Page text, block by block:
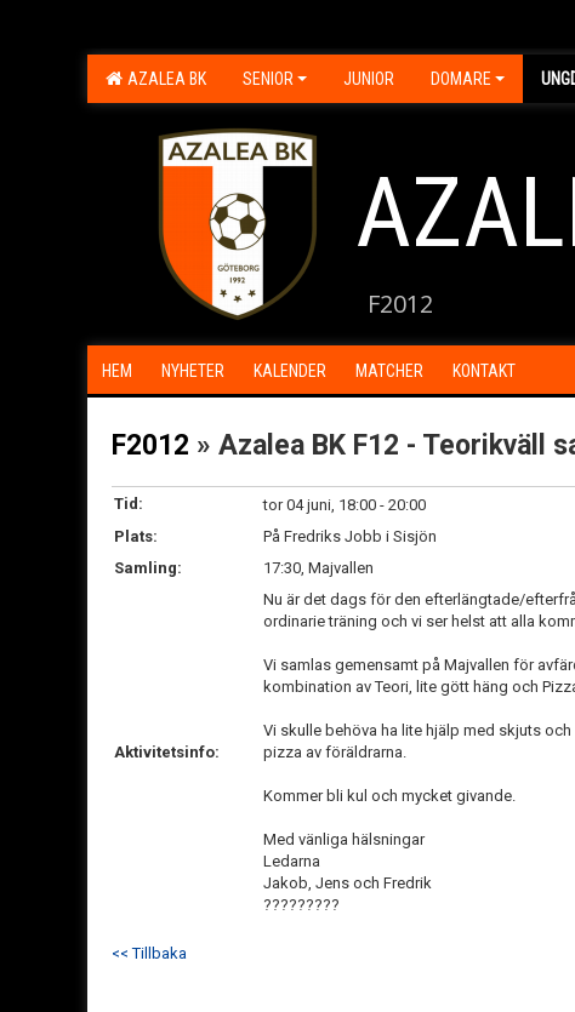
AZALEA BK SENIOR JUNIOR DOMARE
F2012
HEM NYHETER KALENDER MATCHER KONTAKT
F2012 » Azalea BK F12 - Teorikväll
Tid:
tor 04 juni, 18:00 - 20:00
Plats:
På Fredriks Jobb i Sisjön
Samling:
17:30, Majvallen
Aktivitetsinfo:
Nu är det dags för den efterlängtade/
ordinarie träning och vi ser helst att alla
Vi samlas gemensamt på Majvallen för
kombination av Teori, lite gött häng och
Vi skulle behöva ha lite hjälp med skjuts
pizza av föräldrarna.
Kommer bli kul och mycket givande.
Med vänliga hälsningar
Ledarna
Jakob, Jens och Fredrik
?????????
<< Tillbaka